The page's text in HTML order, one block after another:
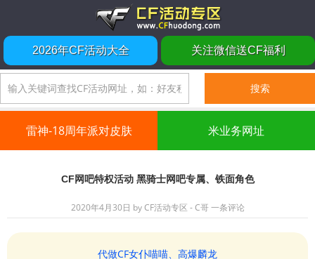
2026年CF活动大全 关注微信送CF福利
雷神-18周年派对皮肤 米业务网址
CF网吧特权活动 黑骑士网吧专属、铁面角色
2020年4月30日 byCF活动专区 - C哥 一条评论
代做CF女仆喵喵、高爆麟龙